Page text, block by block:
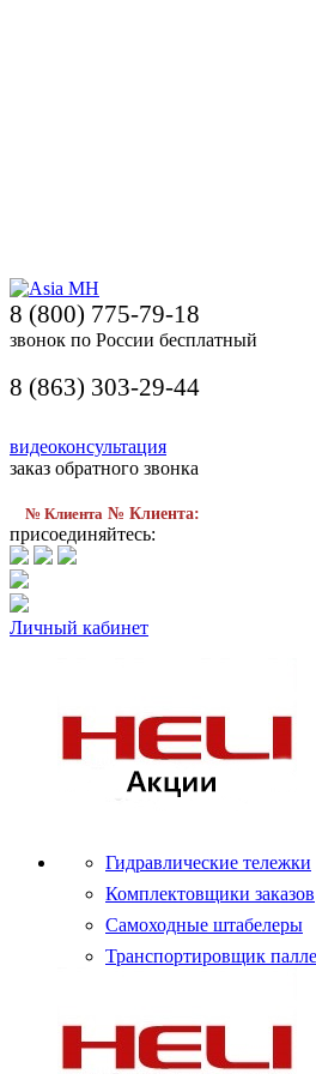
8 (800) 775-79-18
звонок по России бесплатный
8 (863) 303-29-44
видеоконсультация
заказ обратного звонка
№ Клиента № Клиента:
присоединяйтесь:
Личный кабинет
Гидравлические тележки
Комплектовщики заказов
Самоходные штабелеры
Транспортировщик